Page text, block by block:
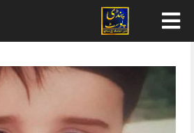
content